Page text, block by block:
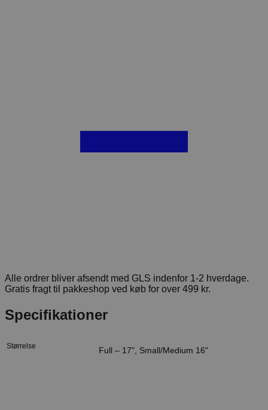
Alle ordrer bliver afsendt med GLS indenfor 1-2 hverdage.
Gratis fragt til pakkeshop ved køb for over 499 kr.
Specifikationer
Størrelse Full – 17", Small/Medium 16"